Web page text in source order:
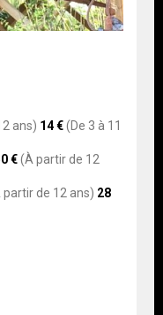
ans) 14 €(De 3 à 11
€(À partir de 12
partir de 12 ans) 28